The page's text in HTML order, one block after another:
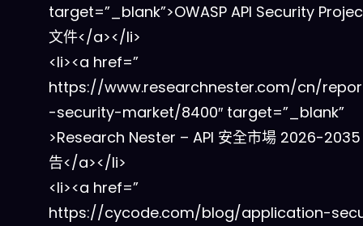
target=”_blank”>OWASP API Security
文件</a></li>
<li><a href=”
https://www.researchnester.com/cn/
-security-market/8400″ target=”_blank”
>Research Nester – API 安全市場 2026-2035
告</a></li>
<li><a href=”
https://cycode.com/blog/application-